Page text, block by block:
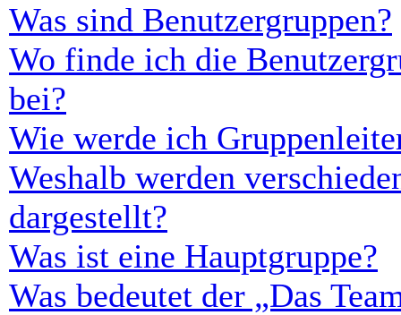
Was sind Benutzergruppen?
Wo finde ich die
bei?
Wie werde ich
Weshalb werden
dargestellt?
Was ist eine Hauptgruppe?
Was bedeutet der „Das